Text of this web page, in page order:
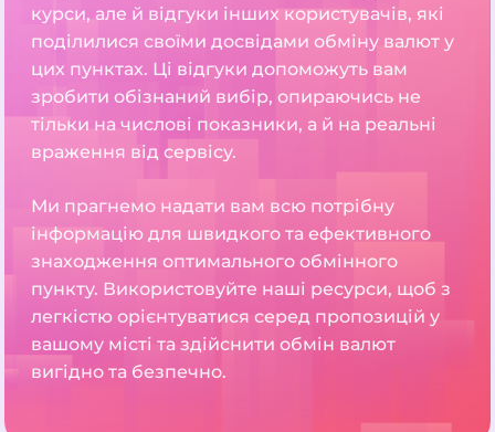
курси, але й відгуки інших користувачів, які
поділилися своїми досвідами обміну валют у
цих пунктах. Ці відгуки допоможуть вам
зробити обізнаний вибір, опираючись не
тільки на числові показники, а й на реальні
враження від сервісу.
Ми прагнемо надати вам всю потрібну
інформацію для швидкого та ефективного
знаходження оптимального обмінного
пункту. Використовуйте наші ресурси, щоб з
легкістю орієнтуватися серед пропозицій у
вашому місті та здійснити обмін валют
вигідно та безпечно.